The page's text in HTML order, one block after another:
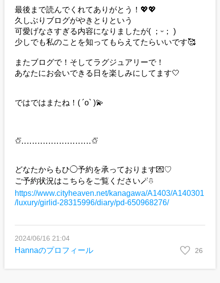
最後まで読んでくれてありがとう！💖💖
久しぶりブログがやきとりという
可愛げなさすぎる内容になりましたが( ；ᵕ； )
少しでも私のことを知ってもらえてたらいいです🥰
またブログで！そしてラグジュアリーで！
あなたにお会いできる日を楽しみにしてます🤍
ではではまたね！( ´o` )💫
✩⃛‥‥‥‥‥‥‥‥‥‥‥‥‥✩⃛
どなたからもひ◯予約を承っております💌♡
ご予約状況はこちらをご覧ください🪄⇩
https://www.cityheaven.net/kanagawa/A1403/A140301
/luxury/girlid-28315996/diary/pd-650968276/
26
2024/06/16 21:04
Hannaのプロフィール